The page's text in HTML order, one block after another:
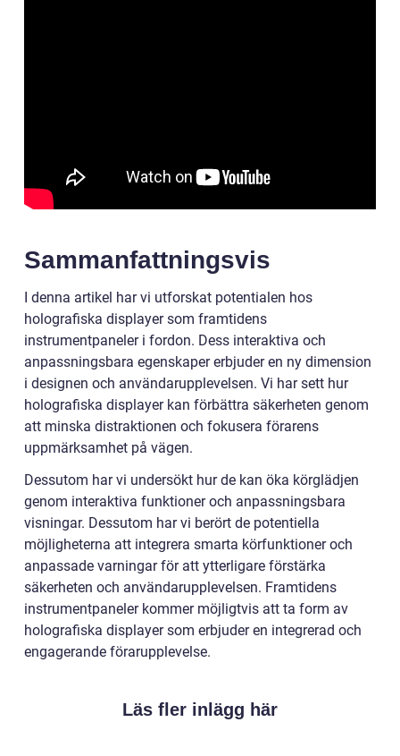
Sammanfattningsvis
I denna artikel har vi utforskat potentialen hos
holografiska displayer som framtidens
instrumentpaneler i fordon. Dess interaktiva och
anpassningsbara egenskaper erbjuder en ny dimension
i designen och användarupplevelsen. Vi har sett hur
holografiska displayer kan förbättra säkerheten genom
att minska distraktionen och fokusera förarens
uppmärksamhet på vägen.
Dessutom har vi undersökt hur de kan öka körglädjen
genom interaktiva funktioner och anpassningsbara
visningar. Dessutom har vi berört de potentiella
möjligheterna att integrera smarta körfunktioner och
anpassade varningar för att ytterligare förstärka
säkerheten och användarupplevelsen. Framtidens
instrumentpaneler kommer möjligtvis att ta form av
holografiska displayer som erbjuder en integrerad och
engagerande förarupplevelse.
Läs fler inlägg här